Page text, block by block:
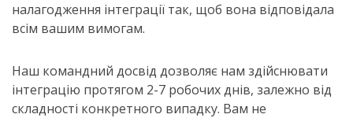
налагодження інтеграції так, щоб вона відповідала
всім вашим вимогам.
Наш командний досвід дозволяє нам здійснювати
інтеграцію протягом 2-7 робочих днів, залежно від
складності конкретного випадку. Вам не